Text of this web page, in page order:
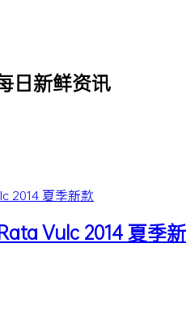
日新鲜资讯
Vulc 2014 夏季新